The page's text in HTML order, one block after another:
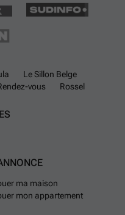
Le Sillon Belge
vous Rossel
ma maison
mon appartement